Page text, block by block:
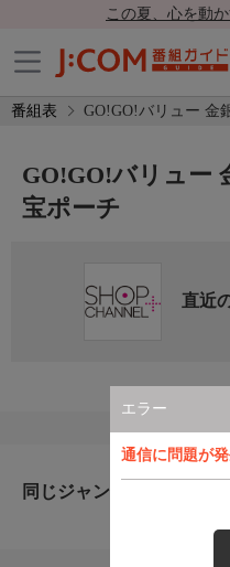
この夏、心を動
番組表 GO!GO!バリュー 金
エラー
通信に問題が
GO!GO!バリュー
宝ポーチ
直近
同じジャンルのおすすめ番